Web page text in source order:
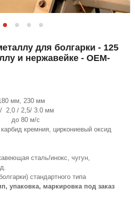
для болгарки - 125
и нержавейке - OEM-
мм, 230 мм
2,0 / 2,5/ 3.0 мм
до 80 м/с
кремния, циркониевый оксид
сталь/инокс, чугун,
стандартного типа
упаковка, маркировка под заказ